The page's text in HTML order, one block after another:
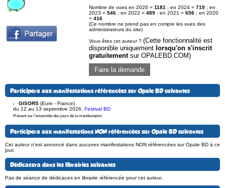
Nombre de vues en 2026 = 1181 ; en 2024 = 719 ; en
2023 = 546 ; en 2022 = 489 ; en 2021 = 656 ; en 2020
= 416
(Ce nombre ne prend pas en compte les vues des
administrateurs du site)
Vous êtes cet auteur ? (Cette fonctionnalité est
disponible uniquement lorsqu'on s'inscrit
gratuitementsur OPALEBD.COM)
Faire la demande
Participera aux manifestations référencées sur Opale BD suivantes
GISORS (Eure - France)
du 12 au 13 septembre 2026
Festival BD
Présent sur l'ensemble des jours de la manifestation.
Participera aux manifestations NON référencées sur Opale BD suivantes
Cet auteur n'est annoncé dans aucunes manifestations NON référencées sur Opale BD à ce
jour.
Dédicacera dans les librairies suivantes
Pas de séance de dédicaces en librairie référencée pour cet auteur.